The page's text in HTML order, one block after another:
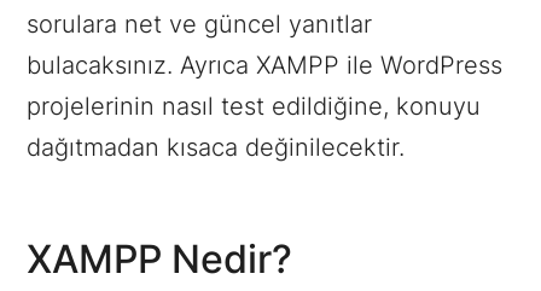
sorulara net ve güncel yanıtlar
bulacaksınız. Ayrıca XAMPP ile WordPress
projelerinin nasıl test edildiğine, konuyu
dağıtmadan kısaca değinilecektir.
XAMPP Nedir?